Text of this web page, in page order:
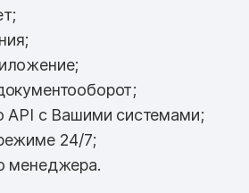
API с Вашими системами;
24/7;
менеджера.